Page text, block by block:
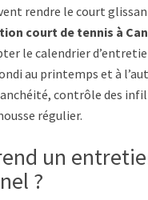
rendre le court
court de tennis à
le calendrier
au printemps et à
contrôle des
régulier.
un
?